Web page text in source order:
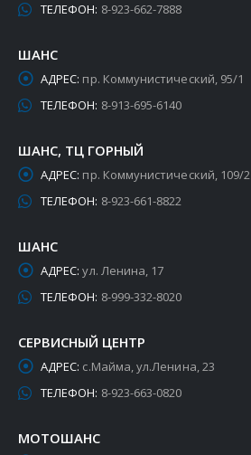
ТЕЛЕФОН: 8-923-662-7888
ШАНС
АДРЕС: пр. Коммунистический, 95/1
ТЕЛЕФОН: 8-913-695-6140
ШАНС, ТЦ ГОРНЫЙ
АДРЕС: пр. Коммунистический, 109/2
ТЕЛЕФОН: 8-923-661-8822
ШАНС
АДРЕС: ул. Ленина, 17
ТЕЛЕФОН: 8-999-332-8020
СЕРВИСНЫЙ ЦЕНТР
АДРЕС: с.Майма, ул.Ленина, 23
ТЕЛЕФОН: 8-923-663-0820
МОТОШАНС